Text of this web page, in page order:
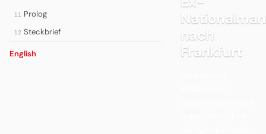
11 Prolog
12 Steckbrief
English
nach
Frankfurt